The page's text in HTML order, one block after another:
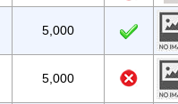
5,000
5,000